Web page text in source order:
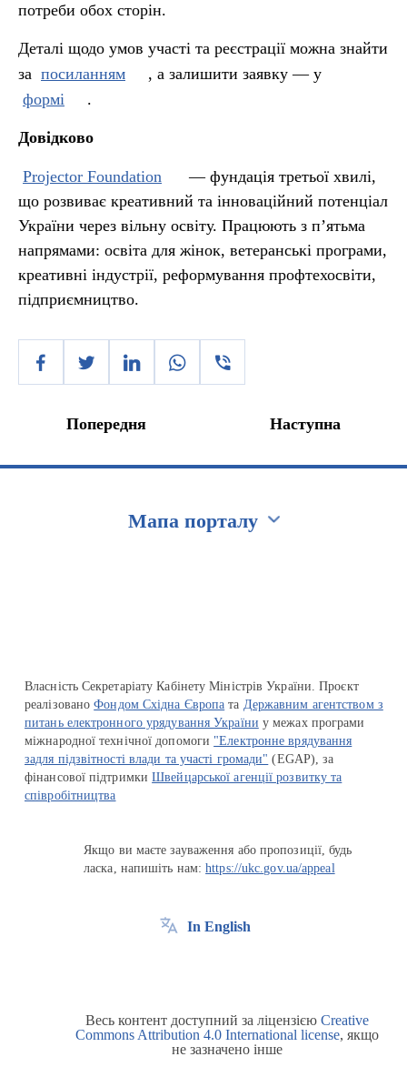
потреби обох сторін.
Деталі щодо умов участі та реєстрації можна знайти
за посиланням
, а залишити заявку — у
формі
.
Довідково
Projector Foundation
— фундація третьої хвилі,
що розвиває креативний та інноваційний потенціал
України через вільну освіту. Працюють з пʼятьма
напрямами: освіта для жінок, ветеранські програми,
креативні індустрії, реформування профтехосвіти,
підприємництво.
Попередня Наступна
Мапа порталу
Власність Секретаріату Кабінету Міністрів України. Проєкт
реалізованоФондом Східна Європа та Державним агентством з
питань електронного урядування України у межах програми
міжнародної технічної допомоги "Електронне врядування
задля підзвітності влади та участі громади" (EGAP), за
фінансової підтримкиШвейцарської агенції розвитку та
співробітництва
Якщо ви маєте зауваження або пропозиції, будь
ласка, напишіть нам:https://ukc.gov.ua/appeal
In English
Весь контент доступний за ліцензією Creative
Commons Attribution 4.0 International license, якщо
не зазначено інше